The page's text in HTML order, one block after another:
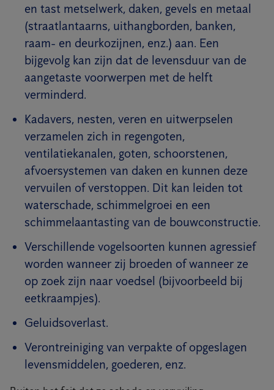
en tast metselwerk, daken, gevels en metaal
(straatlantaarns, uithangborden, banken,
raam- en deurkozijnen, enz.) aan. Een
bijgevolg kan zijn dat de levensduur van de
aangetaste voorwerpen met de helft
verminderd.
Kadavers, nesten, veren en uitwerpselen
verzamelen zich in regengoten,
ventilatiekanalen, goten, schoorstenen,
afvoersystemen van daken en kunnen deze
vervuilen of verstoppen. Dit kan leiden tot
waterschade, schimmelgroei en een
schimmelaantasting van de bouwconstructie.
Verschillende vogelsoorten kunnen agressief
worden wanneer zij broeden of wanneer ze
op zoek zijn naar voedsel (bijvoorbeeld bij
eetkraampjes).
Geluidsoverlast.
Verontreiniging van verpakte of opgeslagen
levensmiddelen, goederen, enz.